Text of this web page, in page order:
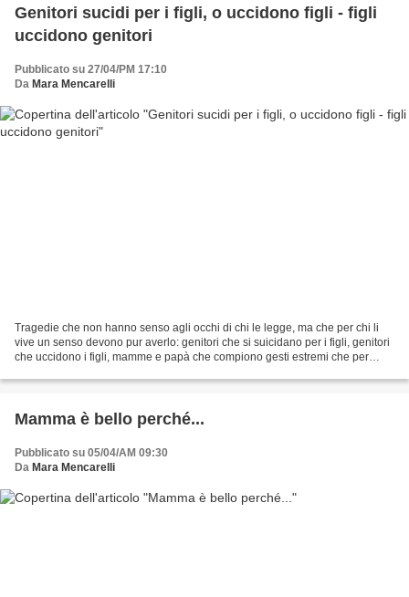
Genitori sucidi per i figli, o uccidono figli - figli
uccidono genitori
Pubblicato su 27/04/PM 17:10
Da Mara Mencarelli
Tragedie che non hanno senso agli occhi di chi le legge, ma che per chi li
vive un senso devono pur averlo: genitori che si suicidano per i figli, genitori
che uccidono i figli, mamme e papà che compiono gesti estremi che per
Mamma è bello perché...
Pubblicato su 05/04/AM 09:30
Da Mara Mencarelli